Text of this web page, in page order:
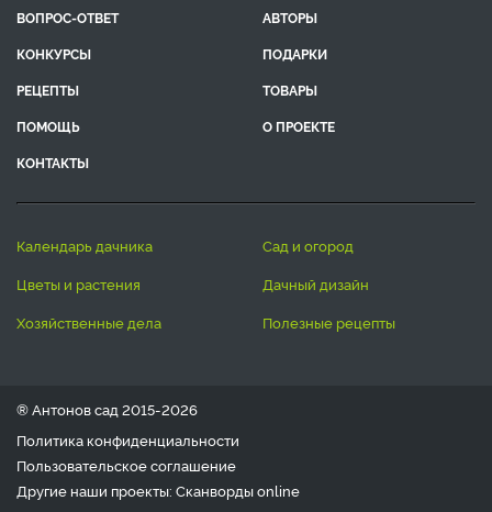
ВОПРОС-ОТВЕТ
АВТОРЫ
КОНКУРСЫ
ПОДАРКИ
РЕЦЕПТЫ
ТОВАРЫ
ПОМОЩЬ
О ПРОЕКТЕ
КОНТАКТЫ
календарь дачника
сад и огород
цветы и растения
дачный дизайн
хозяйственные дела
полезные рецепты
® Антонов сад 2015-2026
Политика конфиденциальности
Пользовательское соглашение
Другие наши проекты: Сканвордыonline